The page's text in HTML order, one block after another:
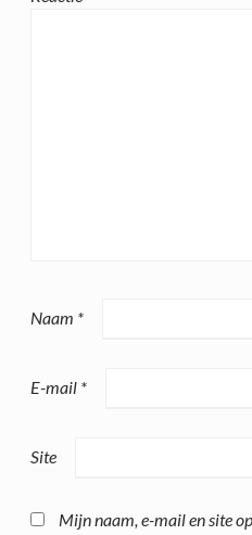
Naam *
E-mail *
Site
Mijn naam, e-mail en site